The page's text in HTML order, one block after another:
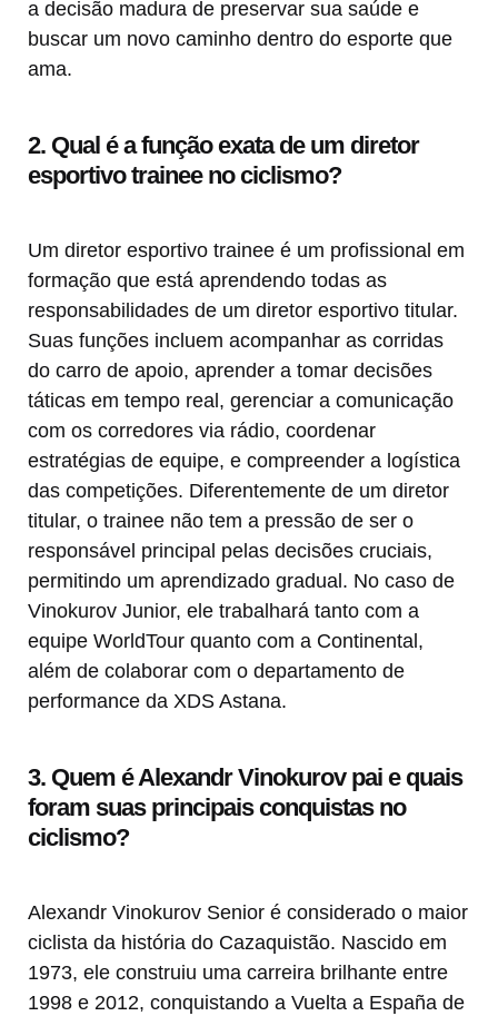
a decisão madura de preservar sua saúde e
buscar um novo caminho dentro do esporte que
ama.
2. Qual é a função exata de um diretor
esportivo trainee no ciclismo?
Um diretor esportivo trainee é um profissional em
formação que está aprendendo todas as
responsabilidades de um diretor esportivo titular.
Suas funções incluem acompanhar as corridas
do carro de apoio, aprender a tomar decisões
táticas em tempo real, gerenciar a comunicação
com os corredores via rádio, coordenar
estratégias de equipe, e compreender a logística
das competições. Diferentemente de um diretor
titular, o trainee não tem a pressão de ser o
responsável principal pelas decisões cruciais,
permitindo um aprendizado gradual. No caso de
Vinokurov Junior, ele trabalhará tanto com a
equipe WorldTour quanto com a Continental,
além de colaborar com o departamento de
performance da XDS Astana.
3. Quem é Alexandr Vinokurov pai e quais
foram suas principais conquistas no
ciclismo?
Alexandr Vinokurov Senior é considerado o maior
ciclista da história do Cazaquistão. Nascido em
1973, ele construiu uma carreira brilhante entre
1998 e 2012, conquistando a Vuelta a España de